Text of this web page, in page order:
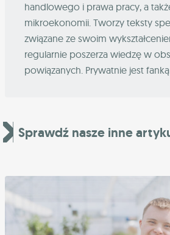
handlowego i prawa pracy, a
mikroekonomii. Tworzy teksty
związane ze swoim
regularnie poszerza wiedzę w
powiązanych. Prywatnie jest
Sprawdź nasze inne